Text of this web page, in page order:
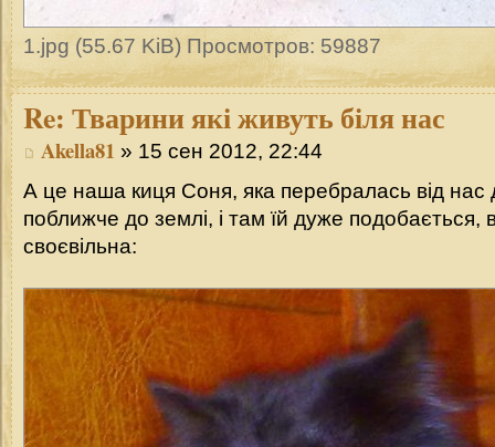
1.jpg (55.67 KiB) Просмотров: 59887
Re: Тварини які живуть біля нас
Akella81 » 15 сен 2012, 22:44
А це наша киця Соня, яка перебралась від нас
поближче до землі, і там їй дуже подобається,
своєвільна: